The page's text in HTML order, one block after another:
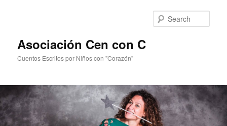
Asociación Cen con C
Cuentos Escritos por Niños con "Corazón"